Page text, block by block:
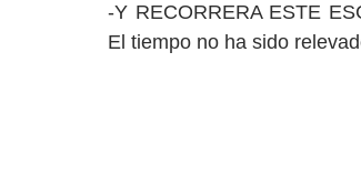
-Y RECORRERA ESTE
El tiempo no ha sido